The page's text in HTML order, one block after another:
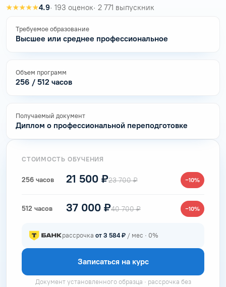
★★★★★4.9· 193 оценок· 2 771 выпускник
Требуемое образование
Высшее или среднее профессиональное
Объем программ
256 / 512 часов
Получаемый документ
Диплом о профессиональной переподготовке
СТОИМОСТЬ ОБУЧЕНИЯ
256 часов 21 500 ₽23 700 ₽ −10%
512 часов 37 000 ₽40 700 ₽ −10%
рассрочка от 3 584 ₽ / мес · 0%
Записаться на курс
Документ установленного образца · рассрочка без